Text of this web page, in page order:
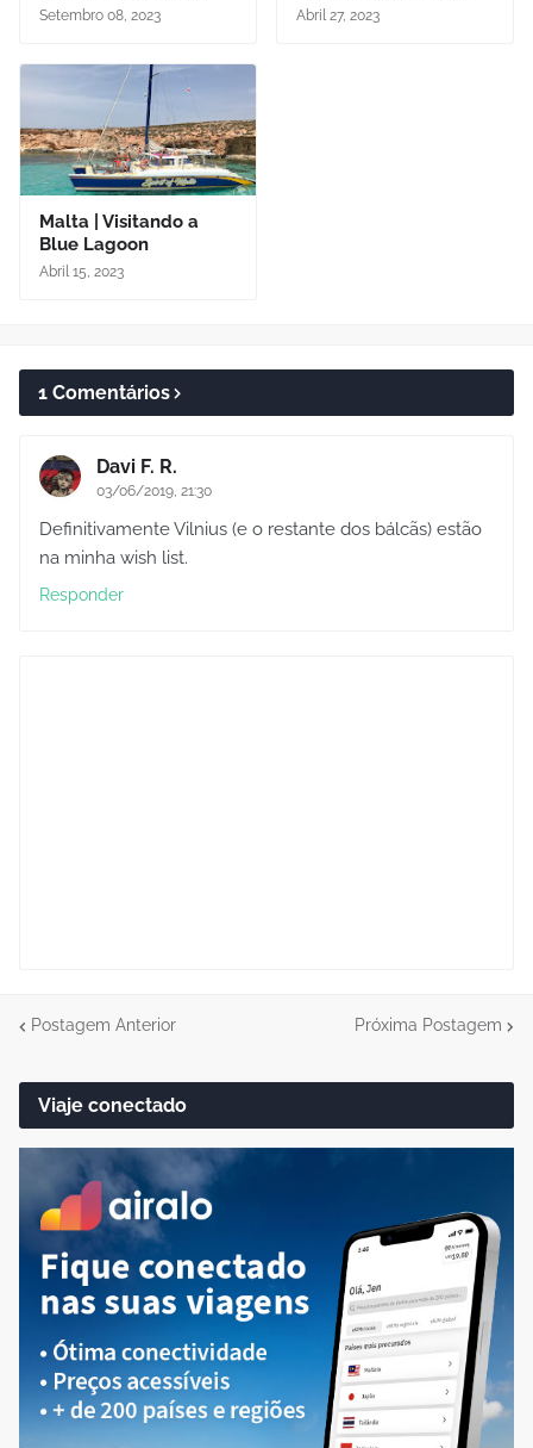
Setembro 08, 2023 Abril 27, 2023
Malta | Visitando a
Blue Lagoon
Abril 15, 2023
1 Comentários
Davi F. R.
03/06/2019, 21:30
Definitivamente Vilnius (e o restante dos bálcãs) estão
na minha wish list.
Responder
Postagem Anterior Próxima Postagem
Viaje conectado